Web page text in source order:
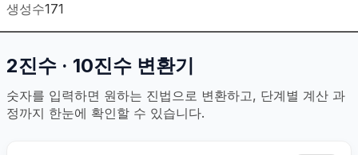
생성수171
2진수 · 10진수 변환기
숫자를 입력하면 원하는 진법으로 변환하고, 단계별 계산 과
정까지 한눈에 확인할 수 있습니다.